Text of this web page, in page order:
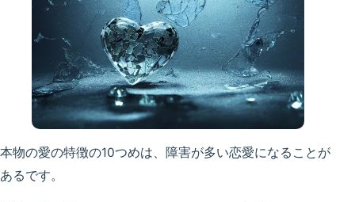
本物の愛の特徴の10つめは、障害が多い恋愛になることが
あるです。